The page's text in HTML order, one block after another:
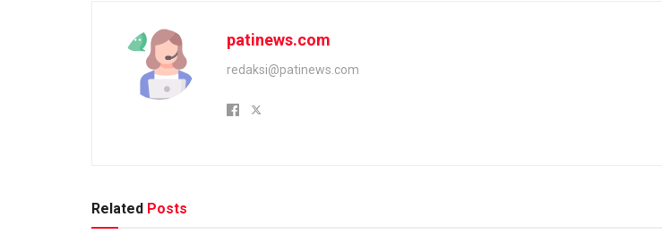
patinews.com
redaksi@patinews.com
Related Posts